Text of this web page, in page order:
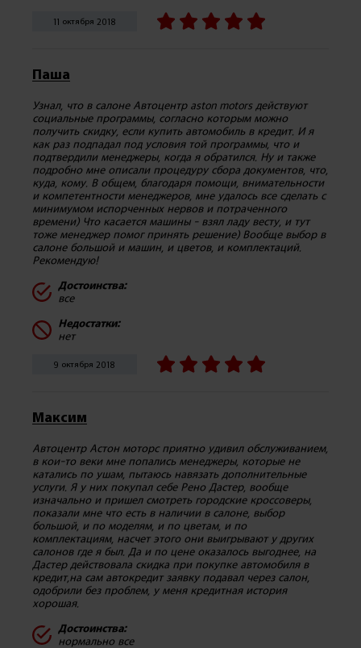
11 октября 2018
Паша
Узнал, что в салоне Автоцентр aston motors действуют
социальные программы, согласно которым можно
получить скидку, если купить автомобиль в кредит. И я
как раз подпадал под условия той программы, что и
подтвердили менеджеры, когда я обратился. Ну и также
подробно мне описали процедуру сбора документов, что,
куда, кому. В общем, благодаря помощи, внимательности
и компетентности менеджеров, мне удалось все сделать с
минимумом испорченных нервов и потраченного
времени) Что касается машины - взял ладу весту, и тут
тоже менеджер помог принять решение) Вообще выбор в
салоне большой и машин, и цветов, и комплектаций.
Рекомендую!
Достоинства:
все
Недостатки:
нет
9 октября 2018
Максим
Автоцентр Астон моторс приятно удивил обслуживанием,
в кои-то веки мне попались менеджеры, которые не
катались по ушам, пытаюсь навязать дополнительные
услуги. Я у них покупал себе Рено Дастер, вообще
изначально и пришел смотреть городские кроссоверы,
показали мне что есть в наличии в салоне, выбор
большой, и по моделям, и по цветам, и по
комплектациям, насчет этого они выигрывают у других
салонов где я был. Да и по цене оказалось выгоднее, на
Дастер действовала скидка при покупке автомобиля в
кредит,на сам автокредит заявку подавал через салон,
одобрили без проблем, у меня кредитная история
хорошая.
Достоинства:
нормально все